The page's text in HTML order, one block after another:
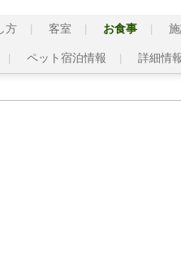
方 客室 お食事
ペット宿泊情報 詳細情